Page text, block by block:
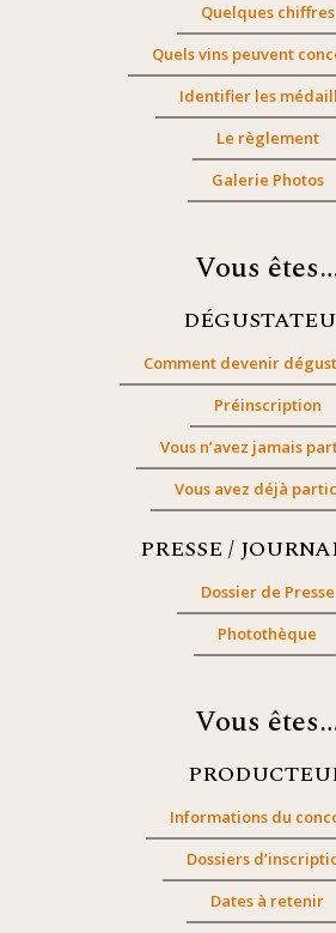
Quelques chiffres
Quels vins peuvent
Identifier les
Le règlement
Galerie Photos
Vous
Comment devenir
Préinscription
Vous n’avez jamais
Vous avez déjà
PRESSE /
Dossier de Presse
Photothèque
Vous
Informations du
Dossiers
Dates à retenir